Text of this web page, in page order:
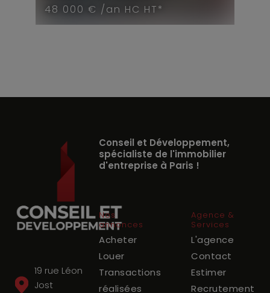
48 000 € /an HC HT*
19 rue Léon
Jost
Conseil et Développement,
spécialiste de l'immobilier
d'entreprise à Paris !
Nos
annonces
Acheter
Louer
Transactions
réalisées
Agence &
Services
L'agence
Contact
Estimer
Recrutement